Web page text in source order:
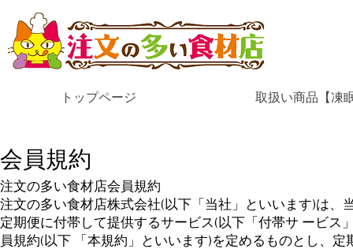
トップページ 取扱い商品【凍
会員規約
注文の多い食材店会員規約
注文の多い食材店株式会社(以下「当社」といいます)は
定期便に付帯して提供するサービス(以下「付帯サ ービ
員規約(以下 「本規約」といいます)を定めるものとし、